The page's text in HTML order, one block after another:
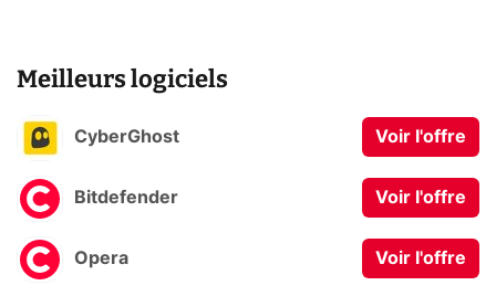
Meilleurs logiciels
CyberGhost Voir l'offre
Bitdefender Voir l'offre
Opera Voir l'offre